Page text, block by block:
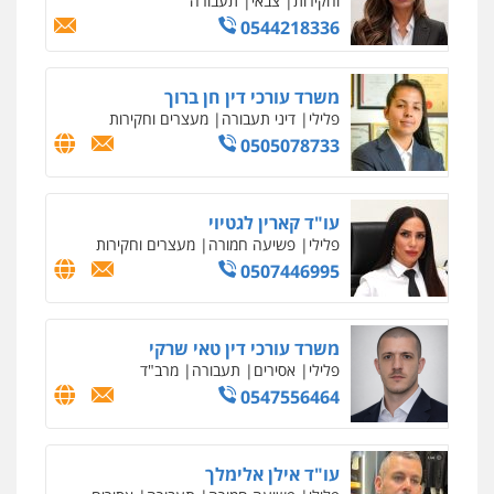
0547780927
עו"ד אסף גונן
פלילי פשע חמור תעבורה צבא מעצרים
וחקירות
0542255161
גל דהן – משרד עורך דין פלילי
פלילי פשיעה חמורה סמים מעצרים
וחקירות
0544723840
עו"ד ראוף נג'אר
פלילי עורכי דין לענייני אסירים מעצרים
סמים רכוש
0548009246
דוד אפרים משרד עורכי דין